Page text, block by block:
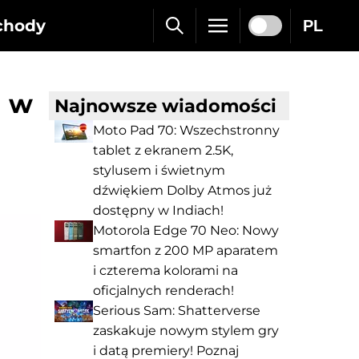
PL
w Najnowsze wiadomości
Moto Pad 70: Wszechstronny
tablet z ekranem 2.5K,
stylusem i świetnym
dźwiękiem Dolby Atmos już
dostępny w Indiach!
Motorola Edge 70 Neo: Nowy
smartfon z 200 MP aparatem
i czterema kolorami na
oficjalnych renderach!
Serious Sam: Shatterverse
zaskakuje nowym stylem gry
i datą premiery! Poznaj